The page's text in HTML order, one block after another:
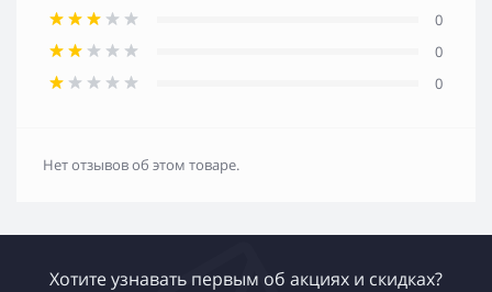
0
0
0
Нет отзывов об этом товаре.
Хотите узнавать первым об акциях и скидках?